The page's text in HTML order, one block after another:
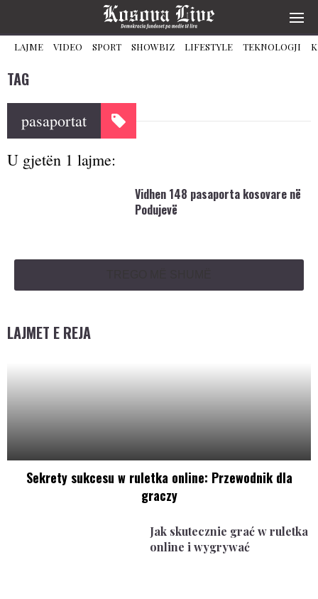
LAJME VIDEO SPORT SHOWBIZ LIFESTYLE TEKNOLOGJI
TAG
pasaportat
U gjetën 1 lajme:
Vidhen 148 pasaporta kosovare në
Podujevë
LAJMET E REJA
Sekrety sukcesu w ruletka online: Przewodnik dla
graczy
Jak skutecznie grać w ruletka
online i wygrywać